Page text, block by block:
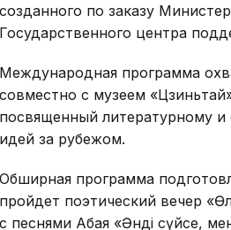
созданного по заказу
Государственного центра
Международная программа
совместно с музеем
посвященный литературному
идей за рубежом.
Обширная программа
пройдет поэтический вечер
с песнями Абая «Әнді сүйсең,